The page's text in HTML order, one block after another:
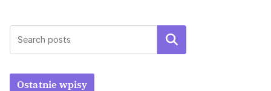
Szukaj
Ostatnie wpisy